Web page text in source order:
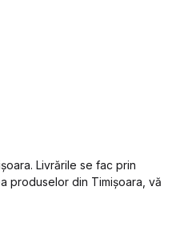
Livrările se fac prin
produselor din Timișoara, vă